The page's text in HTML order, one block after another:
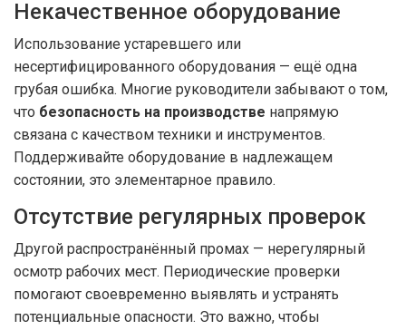
Некачественное оборудование
Использование устаревшего или
несертифицированного оборудования — ещё одна
грубая ошибка. Многие руководители забывают о том,
что безопасность на производстве напрямую
связана с качеством техники и инструментов.
Поддерживайте оборудование в надлежащем
состоянии, это элементарное правило.
Отсутствие регулярных проверок
Другой распространённый промах — нерегулярный
осмотр рабочих мест. Периодические проверки
помогают своевременно выявлять и устранять
потенциальные опасности. Это важно, чтобы